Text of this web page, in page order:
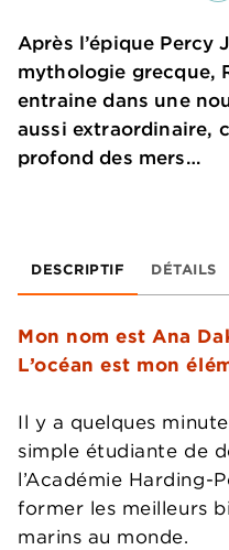
Après l’épique Percy
mythologie grecque,
entraine dans une
aussi extraordinaire,
profond des mers…
DESCRIPTIF DÉTAILS
Mon nom est Ana
L’océan est mon
Il y a quelques
simple étudiante de
l’Académie Harding-
former les meilleurs
marins au monde.